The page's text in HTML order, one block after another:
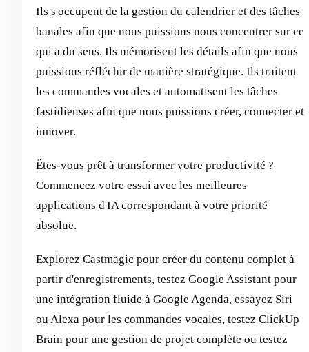
Ils s'occupent de la gestion du calendrier et des tâches
banales afin que nous puissions nous concentrer sur ce
qui a du sens. Ils mémorisent les détails afin que nous
puissions réfléchir de manière stratégique. Ils traitent
les commandes vocales et automatisent les tâches
fastidieuses afin que nous puissions créer, connecter et
innover.
Êtes-vous prêt à transformer votre productivité ?
Commencez votre essai avec les meilleures
applications d'IA correspondant à votre priorité
absolue.
Explorez Castmagic pour créer du contenu complet à
partir d'enregistrements, testez Google Assistant pour
une intégration fluide à Google Agenda, essayez Siri
ou Alexa pour les commandes vocales, testez ClickUp
Brain pour une gestion de projet complète ou testez